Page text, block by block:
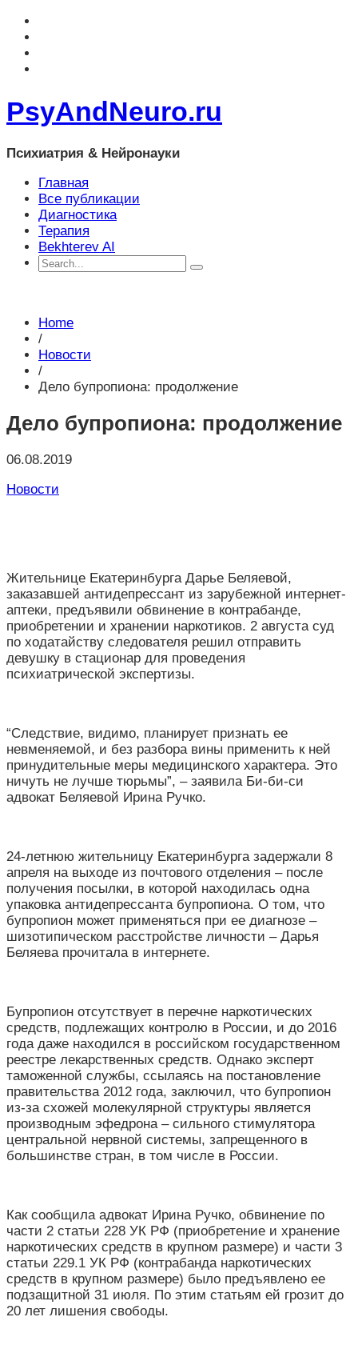
PsyAndNeuro.ru
Психиатрия & Нейронауки
Главная
Все публикации
Диагностика
Терапия
Bekhterev AI
Home
/
Новости
/
Дело бупропиона: продолжение
Дело бупропиона: продолжение
06.08.2019
Новости
Жительнице Екатеринбурга Дарье Беляевой,
заказавшей антидепрессант из зарубежной интернет-
аптеки, предъявили обвинение в контрабанде,
приобретении и хранении наркотиков. 2 августа суд
по ходатайству следователя решил отправить
девушку в стационар для проведения
психиатрической экспертизы.
“Следствие, видимо, планирует признать ее
невменяемой, и без разбора вины применить к ней
принудительные меры медицинского характера. Это
ничуть не лучше тюрьмы”, – заявила Би-би-си
адвокат Беляевой Ирина Ручко.
24-летнюю жительницу Екатеринбурга задержали 8
апреля на выходе из почтового отделения – после
получения посылки, в которой находилась одна
упаковка антидепрессанта бупропиона. О том, что
бупропион может применяться при ее диагнозе –
шизотипическом расстройстве личности – Дарья
Беляева прочитала в интернете.
Бупропион отсутствует в перечне наркотических
средств, подлежащих контролю в России, и до 2016
года даже находился в российском государственном
реестре лекарственных средств. Однако эксперт
таможенной службы, ссылаясь на постановление
правительства 2012 года, заключил, что бупропион
из-за схожей молекулярной структуры является
производным эфедрона – сильного стимулятора
центральной нервной системы, запрещенного в
большинстве стран, в том числе в России.
Как сообщила адвокат Ирина Ручко, обвинение по
части 2 статьи 228 УК РФ (приобретение и хранение
наркотических средств в крупном размере) и части 3
статьи 229.1 УК РФ (контрабанда наркотических
средств в крупном размере) было предъявлено ее
подзащитной 31 июля. По этим статьям ей грозит до
20 лет лишения свободы.